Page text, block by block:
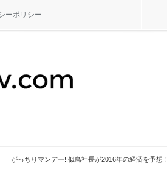
ーポリシー
がっちりマンデー!!似鳥社長が2016年の経済を予想！